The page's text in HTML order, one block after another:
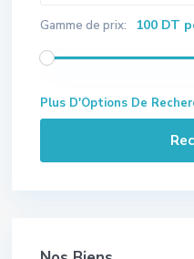
Gamme de prix: 100 DT
Plus D'Options De